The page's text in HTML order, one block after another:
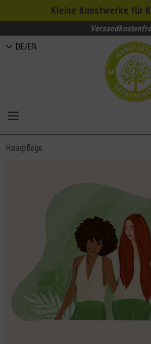
Kleine Kunstwerke für
DE/EN
Haarpflege